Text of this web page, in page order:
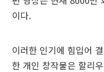
이다.
이러한 인기에 힘입어
한 개인 창작물은 할리